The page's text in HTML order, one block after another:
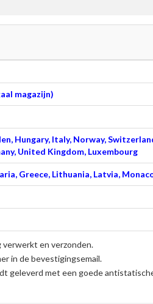
magazijn)
Hungary, Italy, Norway,
United Kingdom, Luxembourg
Greece, Lithuania, Latvia,
en verzonden.
in de bevestigingsemail.
geleverd met een goede